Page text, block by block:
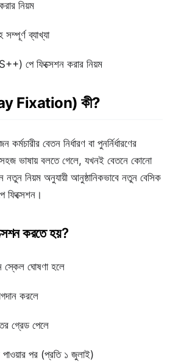
নিয়ম
ব্যাখ্যা
পে ফিক্সেশন করার নিয়ম
Fixation) কী?
বেতন নির্ধারণ বা পুনর্নির্ধারণের
ভাষায় বলতে গেলে, যখনই বেতনে কোনো
নিয়ম অনুযায়ী আনুষ্ঠানিকভাবে নতুন বেসিক
ফিক্সেশন।
করতে হয়?
স্কেল ঘোষণা হলে
করলে
গ্রেড পেলে
পাওয়ার পর (প্রতি ১ জুলাই)